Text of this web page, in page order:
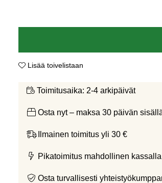
Lisää toivelistaan
Toimitusaika: 2-4 arkipäivät
Osta nyt – maksa 30 päivän
Ilmainen toimitus yli 30 €
Pikatoimitus mahdollinen kassalla
Osta turvallisesti